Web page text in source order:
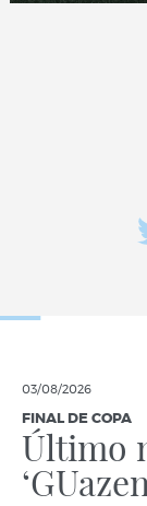
03/08/2026
FINAL DE COPA
Último